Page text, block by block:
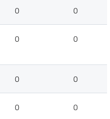
0 0
0 0
0 0
0 0